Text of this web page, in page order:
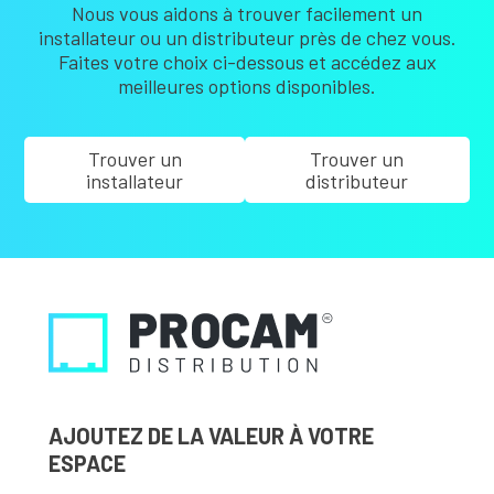
Nous vous aidons à trouver facilement un
installateur ou un distributeur près de chez vous.
Faites votre choix ci-dessous et accédez aux
meilleures options disponibles.
Trouver un
installateur
Trouver un
distributeur
AJOUTEZ DE LA VALEUR À VOTRE
ESPACE